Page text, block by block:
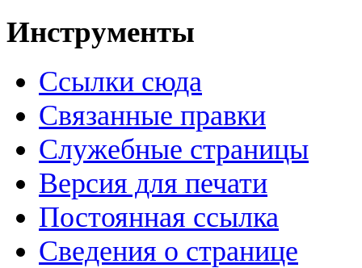
Инструменты
Ссылки сюда
Связанные правки
Служебные страницы
Версия для печати
Постоянная ссылка
Сведения о странице